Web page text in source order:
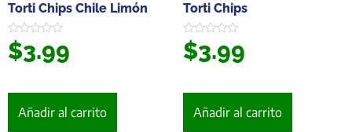
Torti Chips Chile Limón
Valorado
en
$3.99
Añadir al carrito
Torti Chips
Valorado
en
$3.99
Añadir al carrito